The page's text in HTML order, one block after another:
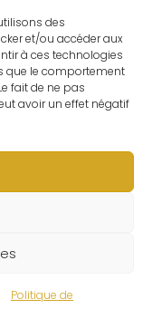
des
et/ou accéder aux
à ces technologies
que le comportement
fait de ne pas
avoir un effet négatif
Politique de
du Sorcier™ est